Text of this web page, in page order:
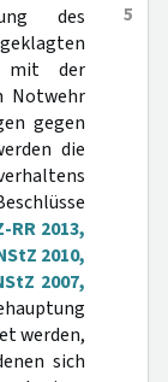
5
des
mit der
Notwehr
gegen
die
RR 2013,
2010,
2007,
werden,
sich